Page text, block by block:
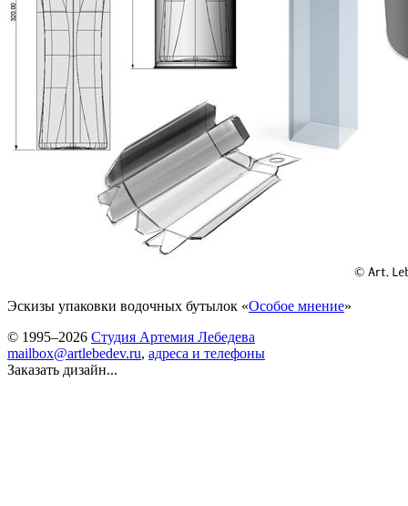
Эскизы упаковки водочных бутылок «Особое мнение»
© 1995–2026 Студия Артемия Лебедева
mailbox@artlebedev.ru, адреса и телефоны
Заказать дизайн...